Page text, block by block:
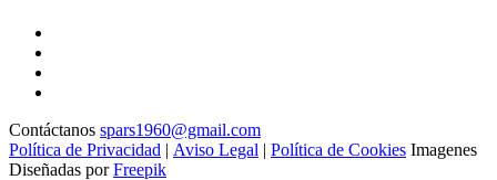
Contáctanos spars1960@gmail.com
Política de Privacidad | Aviso Legal | Política de Cookies Imagenes
Diseñadas porFreepik